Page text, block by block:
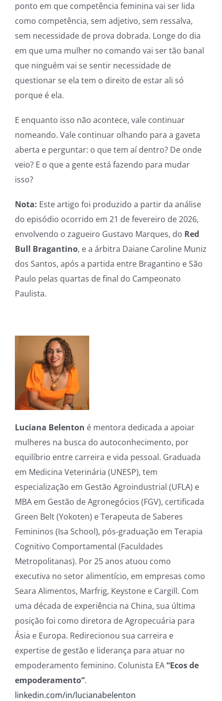
ponto em que competência feminina vai ser lida
como competência, sem adjetivo, sem ressalva,
sem necessidade de prova dobrada. Longe do dia
em que uma mulher no comando vai ser tão banal
que ninguém vai se sentir necessidade de
questionar se ela tem o direito de estar ali só
porque é ela.
E enquanto isso não acontece, vale continuar
nomeando. Vale continuar olhando para a gaveta
aberta e perguntar: o que tem aí dentro? De onde
veio? E o que a gente está fazendo para mudar
isso?
Nota: Este artigo foi produzido a partir da análise
do episódio ocorrido em 21 de fevereiro de 2026,
envolvendo o zagueiro Gustavo Marques, do Red
Bull Bragantino, e a árbitra Daiane Caroline Muniz
dos Santos, após a partida entre Bragantino e São
Paulo pelas quartas de final do Campeonato
Paulista.
Luciana Belenton é mentora dedicada a apoiar
mulheres na busca do autoconhecimento, por
equilíbrio entre carreira e vida pessoal. Graduada
em Medicina Veterinária (UNESP), tem
especialização em Gestão Agroindustrial (UFLA) e
MBA em Gestão de Agronegócios (FGV), certificada
Green Belt (Yokoten) e Terapeuta de Saberes
Femininos (Isa School), pós-graduação em Terapia
Cognitivo Comportamental (Faculdades
Metropolitanas). Por 25 anos atuou como
executiva no setor alimentício, em empresas como
Seara Alimentos, Marfrig, Keystone e Cargill. Com
uma década de experiência na China, sua última
posição foi como diretora de Agropecuária para
Ásia e Europa. Redirecionou sua carreira e
expertise de gestão e liderança para atuar no
empoderamento feminino. Colunista EA“Ecos de
empoderamento”.
linkedin.com/in/lucianabelenton